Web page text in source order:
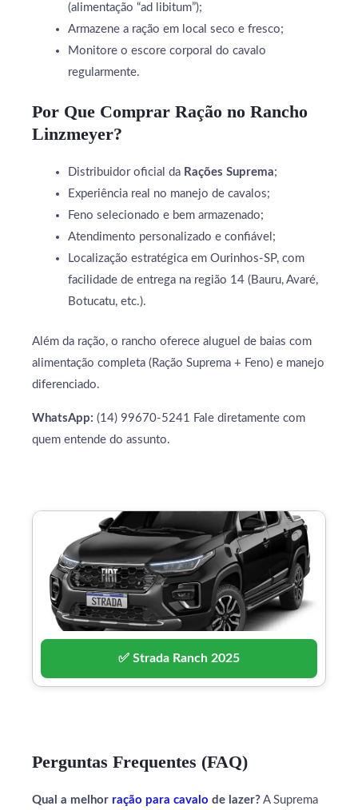
(alimentação “ad libitum”);
Armazene a ração em local seco e fresco;
Monitore o escore corporal do cavalo
regularmente.
Por Que Comprar Ração no Rancho
Linzmeyer?
Distribuidor oficial da Rações Suprema;
Experiência real no manejo de cavalos;
Feno selecionado e bem armazenado;
Atendimento personalizado e confiável;
Localização estratégica em Ourinhos-SP, com
facilidade de entrega na região 14 (Bauru, Avaré,
Botucatu, etc.).
Além da ração, o rancho oferece aluguel de baias com
alimentação completa (Ração Suprema + Feno) e manejo
diferenciado.
WhatsApp: (14) 99670-5241 Fale diretamente com
quem entende do assunto.
✅ Strada Ranch 2025
Perguntas Frequentes (FAQ)
Qual a melhor ração para cavalo de lazer? A Suprema